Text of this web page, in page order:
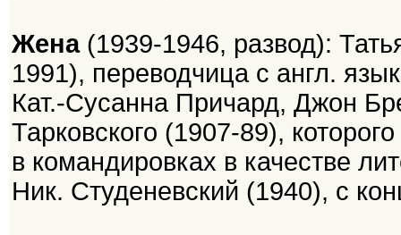
Жена(1939-1946, развод):
1991), переводчица с англ.
Кат.-Сусанна Причард, Джон
Тарковского (1907-89),
в командировках в качестве
Ник. Студеневский (1940), с